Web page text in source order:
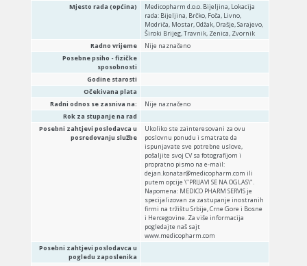
Mjesto rada (općina)
Medicopharm d.o.o. Bijeljina, Lokacija
rada: Bijeljina, Brčko, Foča, Livno,
Modriča, Mostar, Odžak, Orašje, Sarajevo,
Široki Brijeg, Travnik, Zenica, Zvornik
Radno vrijeme
Nije naznačeno
Posebne psiho - fizičke
sposobnosti
Godine starosti
Očekivana plata
Radni odnos se zasniva na:
Nije naznačeno
Rok za stupanje na rad
Posebni zahtjevi poslodavca u
posredovanju službe
Ukoliko ste zainteresovani za ovu
poslovnu ponudu i smatrate da
ispunjavate sve potrebne uslove,
pošaljite svoj CV sa fotografijom i
propratno pismo na e-mail:
dejan.konatar@medicopharm.com ili
putem opcije \"PRIJAVI SE NA OGLAS\".
Napomena: MEDICO PHARM SERVIS je
specijalizovan za zastupanje inostranih
firmi na tržištu Srbije, Crne Gore i Bosne
i Hercegovine. Za više informacija
pogledajte naš sajt
www.medicopharm.com
Posebni zahtjevi poslodavca u
pogledu zaposlenika